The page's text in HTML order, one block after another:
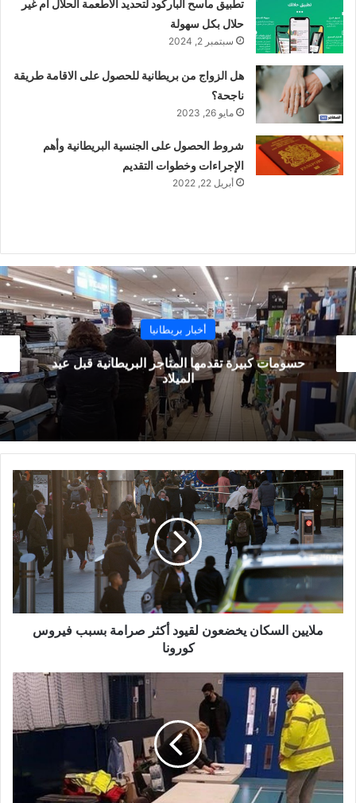
تطبيق ماسح الباركود لتحديد الاطعمة الحلال ام غير
حلال بكل سهولة
سبتمبر 2, 2024
هل الزواج من بريطانية للحصول على الاقامة طريقة
ناجحة؟
مايو 26, 2023
شروط الحصول على الجنسية البريطانية وأهم
الإجراءات وخطوات التقديم
أبريل 22, 2022
أخبار بريطانيا
عالم بريطاني يحذر من ارتفاع إصابات كورونا مجددا
ملايين
السكان
يخضعون
لقيود
أكثر
صرامة
بسبب
كورونا
ملايين السكان يخضعون لقيود أكثر صرامة بسبب فيروس
كورونا
للإجلاء
فيضانات
Bedfordshire